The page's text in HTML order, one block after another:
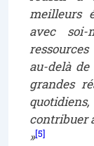
meilleurs
avec soi-
au-delà de
grandes
contribuer
»[5]